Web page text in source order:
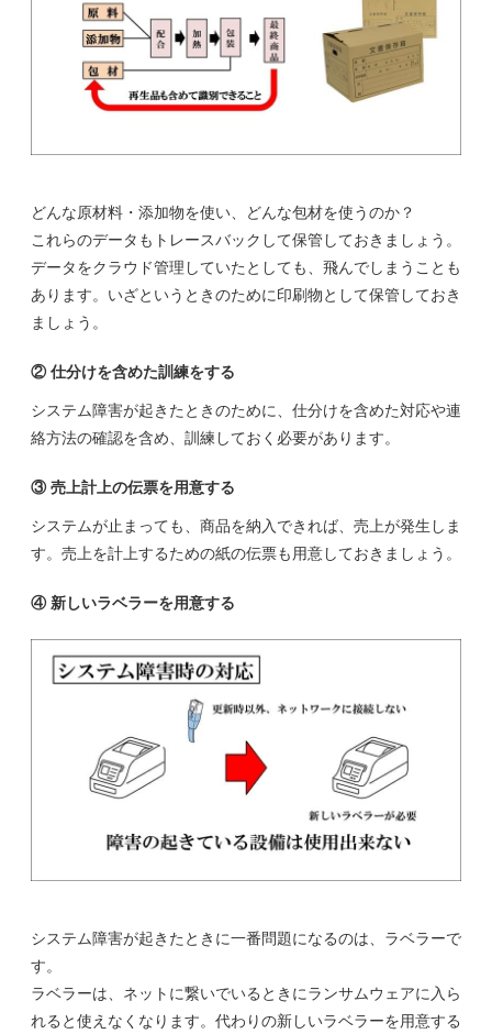
どんな原材料・添加物を使い、どんな包材を使うのか？
これらのデータもトレースバックして保管しておきましょう。
データをクラウド管理していたとしても、飛んでしまうことも
あります。いざというときのために印刷物として保管しておき
ましょう。
② 仕分けを含めた訓練をする
システム障害が起きたときのために、仕分けを含めた対応や連
絡方法の確認を含め、訓練しておく必要があります。
③ 売上計上の伝票を用意する
システムが止まっても、商品を納入できれば、売上が発生しま
す。売上を計上するための紙の伝票も用意しておきましょう。
④ 新しいラベラーを用意する
システム障害が起きたときに一番問題になるのは、ラベラーで
す。
ラベラーは、ネットに繋いでいるときにランサムウェアに入ら
れると使えなくなります。代わりの新しいラベラーを用意する